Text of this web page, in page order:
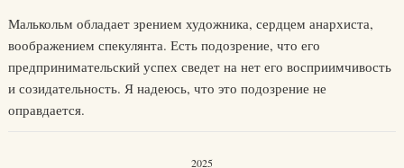
Малькольм обладает зрением художника, сердцем анархиста,
воображением спекулянта. Есть подозрение, что его
предпринимательский успех сведет на нет его восприимчивость
и созидательность. Я надеюсь, что это подозрение не
оправдается.
2025